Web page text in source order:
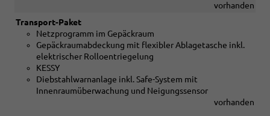
vorhanden
Transport-Paket
Netzprogramm im Gepäckraum
Gepäckraumabdeckung mit flexibler Ablagetasche inkl.
elektrischer Rolloentriegelung
KESSY
Diebstahlwarnanlage inkl. Safe-System mit
Innenraumüberwachung und Neigungssensor
vorhanden